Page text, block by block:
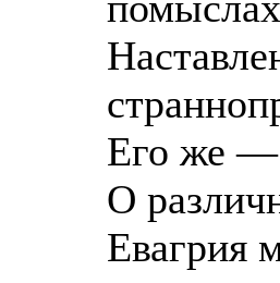
Его же —
О
Евагрия